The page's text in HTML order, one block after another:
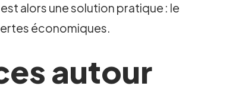
alors une solution pratique : le
économiques.
autour